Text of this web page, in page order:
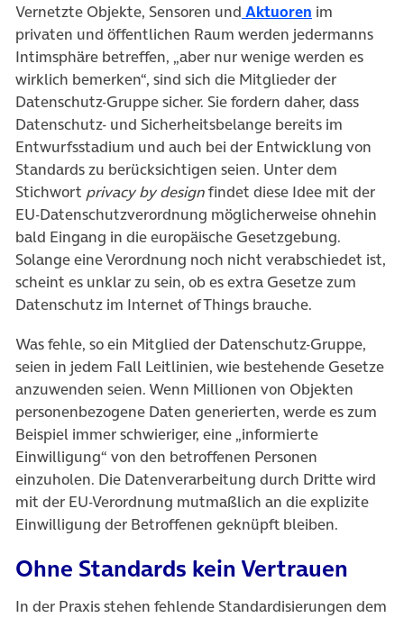
Vernetzte Objekte, Sensoren und Aktuoren im
privaten und öffentlichen Raum werden jedermanns
Intimsphäre betreffen, „aber nur wenige werden es
wirklich bemerken“, sind sich die Mitglieder der
Datenschutz-Gruppe sicher. Sie fordern daher, dass
Datenschutz- und Sicherheitsbelange bereits im
Entwurfsstadium und auch bei der Entwicklung von
Standards zu berücksichtigen seien. Unter dem
Stichwort privacy by designfindet diese Idee mit der
EU-Datenschutzverordnung möglicherweise ohnehin
bald Eingang in die europäische Gesetzgebung.
Solange eine Verordnung noch nicht verabschiedet ist,
scheint es unklar zu sein, ob es extra Gesetze zum
Datenschutz im Internet of Things brauche.
Was fehle, so ein Mitglied der Datenschutz-Gruppe,
seien in jedem Fall Leitlinien, wie bestehende Gesetze
anzuwenden seien. Wenn Millionen von Objekten
personenbezogene Daten generierten, werde es zum
Beispiel immer schwieriger, eine „informierte
Einwilligung“ von den betroffenen Personen
einzuholen. Die Datenverarbeitung durch Dritte wird
mit der EU-Verordnung mutmaßlich an die explizite
Einwilligung der Betroffenen geknüpft bleiben.
Ohne Standards kein Vertrauen
In der Praxis stehen fehlende Standardisierungen dem